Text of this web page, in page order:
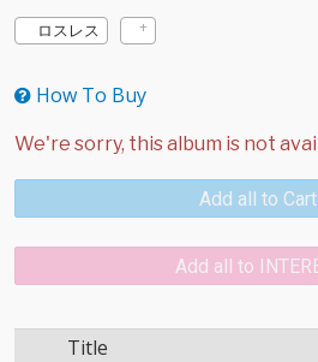
ロスレス
How To Buy
Add all to Cart
Add all to
Title